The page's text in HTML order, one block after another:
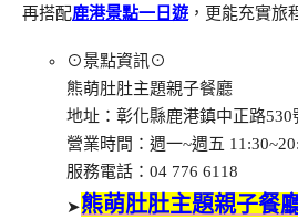
再搭配鹿港景點一日遊 ，更能充實旅
⊙景點資訊⊙
熊萌肚肚主題親子餐廳
地址：彰化縣鹿港鎮中正路530
營業時間：週一~週五
服務電話：04 776 6118
➤熊萌肚肚主題親子餐